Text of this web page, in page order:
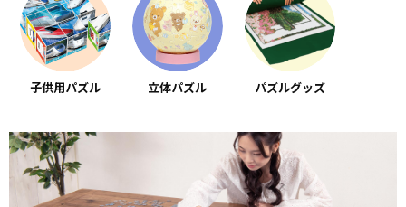
子供用パズル 立体パズル パズルグッズ